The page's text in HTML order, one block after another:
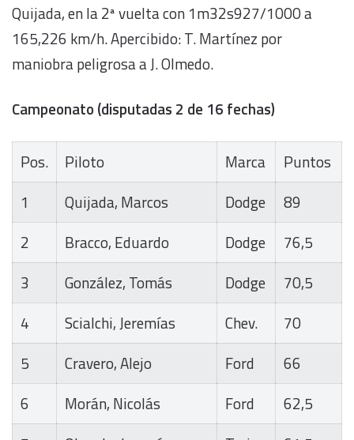
Quijada, en la 2ª vuelta con 1m32s927/1000 a
165,226 km/h. Apercibido: T. Martínez por
maniobra peligrosa a J. Olmedo.
Campeonato (disputadas 2 de 16 fechas)
Pos. Piloto Marca
Puntos
1
Quijada, Marcos Dodge
89
2
Bracco, Eduardo Dodge
76,5
3
González, Tomás Dodge
70,5
4
Scialchi, Jeremías Chev.
70
5
Cravero, Alejo Ford
66
6
Morán, Nicolás Ford
62,5